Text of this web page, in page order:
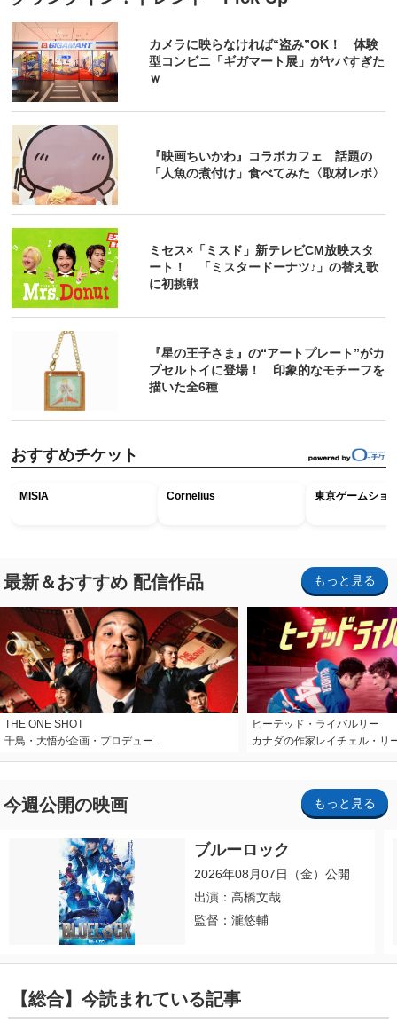
カメラに映らなければ“盗み”OK！ 体験
型コンビニ「ギガマート展」がヤバすぎた
ｗ
『映画ちいかわ』コラボカフェ 話題の
「人魚の煮付け」食べてみた〈取材レポ〉
ミセス×「ミスド」新テレビCM放映スタ
ート！ 「ミスタードーナツ♪」の替え歌
に初挑戦
『星の王子さま』の“アートプレート”がカ
プセルトイに登場！ 印象的なモチーフを
描いた全6種
おすすめチケット
MISIA Cornelius 東京ゲームショ
最新＆おすすめ 配信作品 もっと見る
THE ONE SHOT
千鳥・大悟が企画・プロデュー…
ヒーテッド・ライバルリー
カナダの作家レイチェル・リ
今週公開の映画 もっと見る
ブルーロック
2026年08月07日（金）公開
出演：高橋文哉
監督：瀧悠輔
【総合】今読まれている記事